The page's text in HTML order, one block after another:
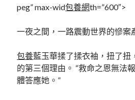
peg” max-wid包養網th=”600″>
一夜之間，一路震動世界的慘案
包養藍玉華揉了揉衣袖，扭了扭
的第三個理由。 “救命之恩無法
體答應她。”